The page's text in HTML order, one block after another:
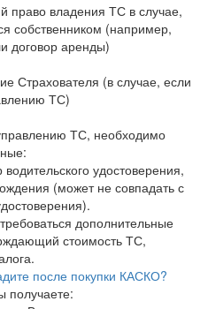
право владения ТС в случае,
собственником (например,
договор аренды)
Страхователя (в случае, если
ТС)
ТС, необходимо
удостоверения,
(может не совпадать с
дополнительные
стоимость ТС,
после покупки КАСКО?
получаете: